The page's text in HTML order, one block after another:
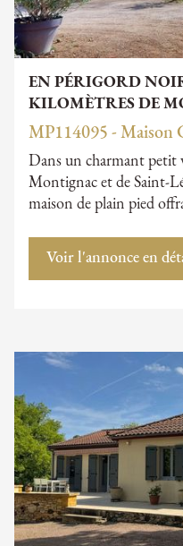
EN PÉRIGORD
KILOMÈTRES DE
MP114095 - Maison
Dans un charmant petit
Montignac et de Saint-
maison de plain pied
Voir l'annonce en